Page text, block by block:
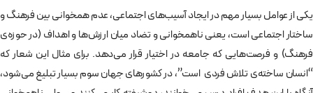
یکی از عوامل بسیار مهم در ایجاد آسیب‌های اجتماعی،‌ عدم همخوانی بین فرهنگ و
ساختار اجتماعی است، یعنی ناهمخوانی و تضاد میان ارزش‌ها و اهداف (در حوزه‌ی
فرهنگ) و فرصت‌هایی که جامعه در اختیار قرار می­‌دهد. برای مثال این شعار که
“انسان ساخته‌ی تلاش فردی است”، در کشورهای جهان سوم بسیار تبلیغ می­‌شود،